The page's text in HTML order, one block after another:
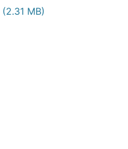
(2.31 MB)